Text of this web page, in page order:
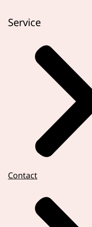
Service
Contact